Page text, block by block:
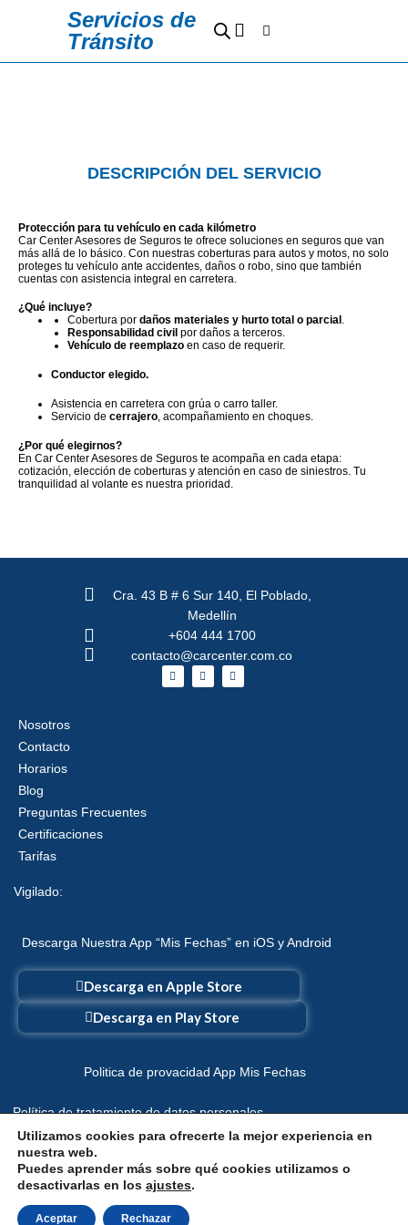
Servicios de
Tránsito
Cart
DESCRIPCIÓN DEL SERVICIO
Protección para tu vehículo en cada kilómetro
Car Center Asesores de Seguros te ofrece soluciones en seguros que van
más allá de lo básico. Con nuestras coberturas para autos y motos, no solo
proteges tu vehículo ante accidentes, daños o robo, sino que también
cuentas con asistencia integral en carretera.
¿Qué incluye?
Cobertura por daños materiales y hurto total o parcial .
Responsabilidad civil por daños a terceros.
Vehículo de reemplazo en caso de requerir.
Conductor elegido.
Asistencia en carretera con grúa o carro taller.
Servicio de cerrajero, acompañamiento en choques.
¿Por qué elegirnos?
En Car Center Asesores de Seguros te acompaña en cada etapa:
cotización, elección de coberturas y atención en caso de siniestros. Tu
tranquilidad al volante es nuestra prioridad.
Cra. 43 B # 6 Sur 140, El Poblado,
Medellín
+604 444 1700
contacto@carcenter.com.co
F
a
c
X
-
t
I
n
s
Nosotros
Contacto
Horarios
Blog
Preguntas Frecuentes
Certificaciones
Tarifas
Vigilado:
Descarga Nuestra App “Mis Fechas” en iOS y Android
Descarga en Apple Store
Descarga en Play Store
Politica de provacidad App Mis Fechas
Política de tratamiento de datos personales
Política de devolución por Retracto
Utilizamos cookies para ofrecerte la mejor experiencia en
nuestra web.
Puedes aprender más sobre qué cookies utilizamos o
desactivarlas en los ajustes.
Aceptar Rechazar